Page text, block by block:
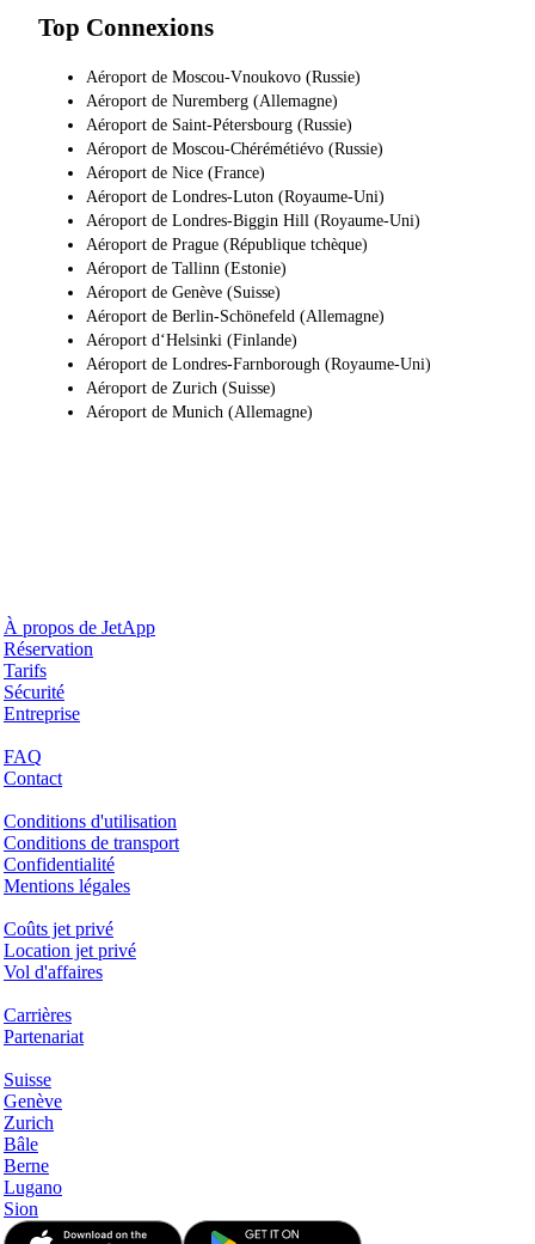
Top Connexions
Aéroport de Moscou-Vnoukovo (Russie)
Aéroport de Nuremberg (Allemagne)
Aéroport de Saint-Pétersbourg (Russie)
Aéroport de Moscou-Chérémétiévo (Russie)
Aéroport de Nice (France)
Aéroport de Londres-Luton (Royaume-Uni)
Aéroport de Londres-Biggin Hill (Royaume-Uni)
Aéroport de Prague (République tchèque)
Aéroport de Tallinn (Estonie)
Aéroport de Genève (Suisse)
Aéroport de Berlin-Schönefeld (Allemagne)
Aéroport d‘Helsinki (Finlande)
Aéroport de Londres-Farnborough (Royaume-Uni)
Aéroport de Zurich (Suisse)
Aéroport de Munich (Allemagne)
À propos de JetApp
Réservation
Tarifs
Sécurité
Entreprise
FAQ
Contact
Conditions d'utilisation
Conditions de transport
Confidentialité
Mentions légales
Coûts jet privé
Location jet privé
Vol d'affaires
Carrières
Partenariat
Suisse
Genève
Zurich
Bâle
Berne
Lugano
Sion